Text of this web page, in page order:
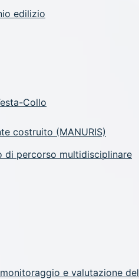
edilizio
Collo
costruito (MANURIS)
di percorso multidisciplinare
e valutazione del